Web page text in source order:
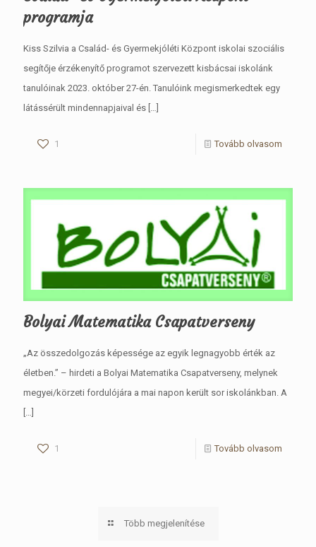
programja
Kiss Szilvia a Család- és Gyermekjóléti Központ iskolai szociális
segítője érzékenyítő programot szervezett kisbácsai iskolánk
tanulóinak 2023. október 27-én. Tanulóink megismerkedtek egy
látássérült mindennapjaival és […]
1 Tovább olvasom
Bolyai Matematika Csapatverseny
„Az összedolgozás képessége az egyik legnagyobb érték az
életben.” – hirdeti a Bolyai Matematika Csapatverseny, melynek
megyei/körzeti fordulójára a mai napon került sor iskolánkban. A
[…]
1 Tovább olvasom
Több megjelenítése